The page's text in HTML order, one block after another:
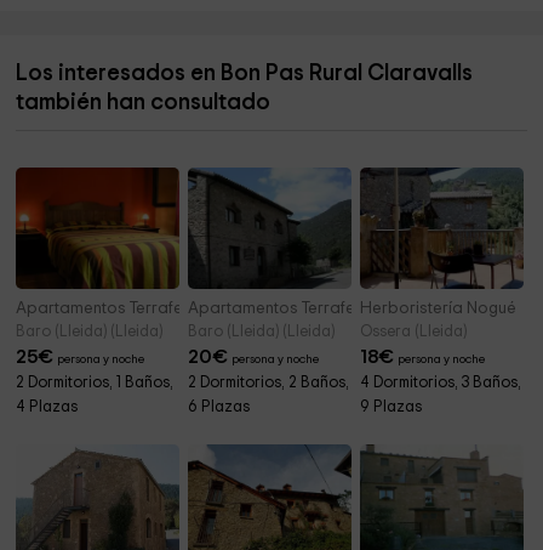
Parc del Reguer 5,7 km
Los interesados en Bon Pas Rural Claravalls
también han consultado
Apartamentos Terraferma- Rojo
Baro (Lleida) (Lleida)
25€ persona y noche
2 Dormitorios, 1 Baños,
4 Plazas
Apartamentos Terraferma- Dúplex
Baro (Lleida) (Lleida)
20€ persona y noche
2 Dormitorios, 2 Baños,
6 Plazas
Herboristería Nogué
Ossera (Lleida)
18€ persona y noche
4 Dormitorios, 3 Baños,
9 Plazas